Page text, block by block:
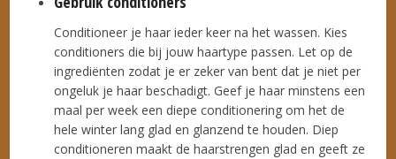
Conditioneer je haar ieder keer na het wassen. Kies
conditioners die bij jouw haartype passen. Let op de
ingrediënten zodat je er zeker van bent dat je niet per
ongeluk je haar beschadigt. Geef je haar minstens een
maal per week een diepe conditionering om het de
hele winter lang glad en glanzend te houden. Diep
conditioneren maakt de haarstrengen glad en geeft ze